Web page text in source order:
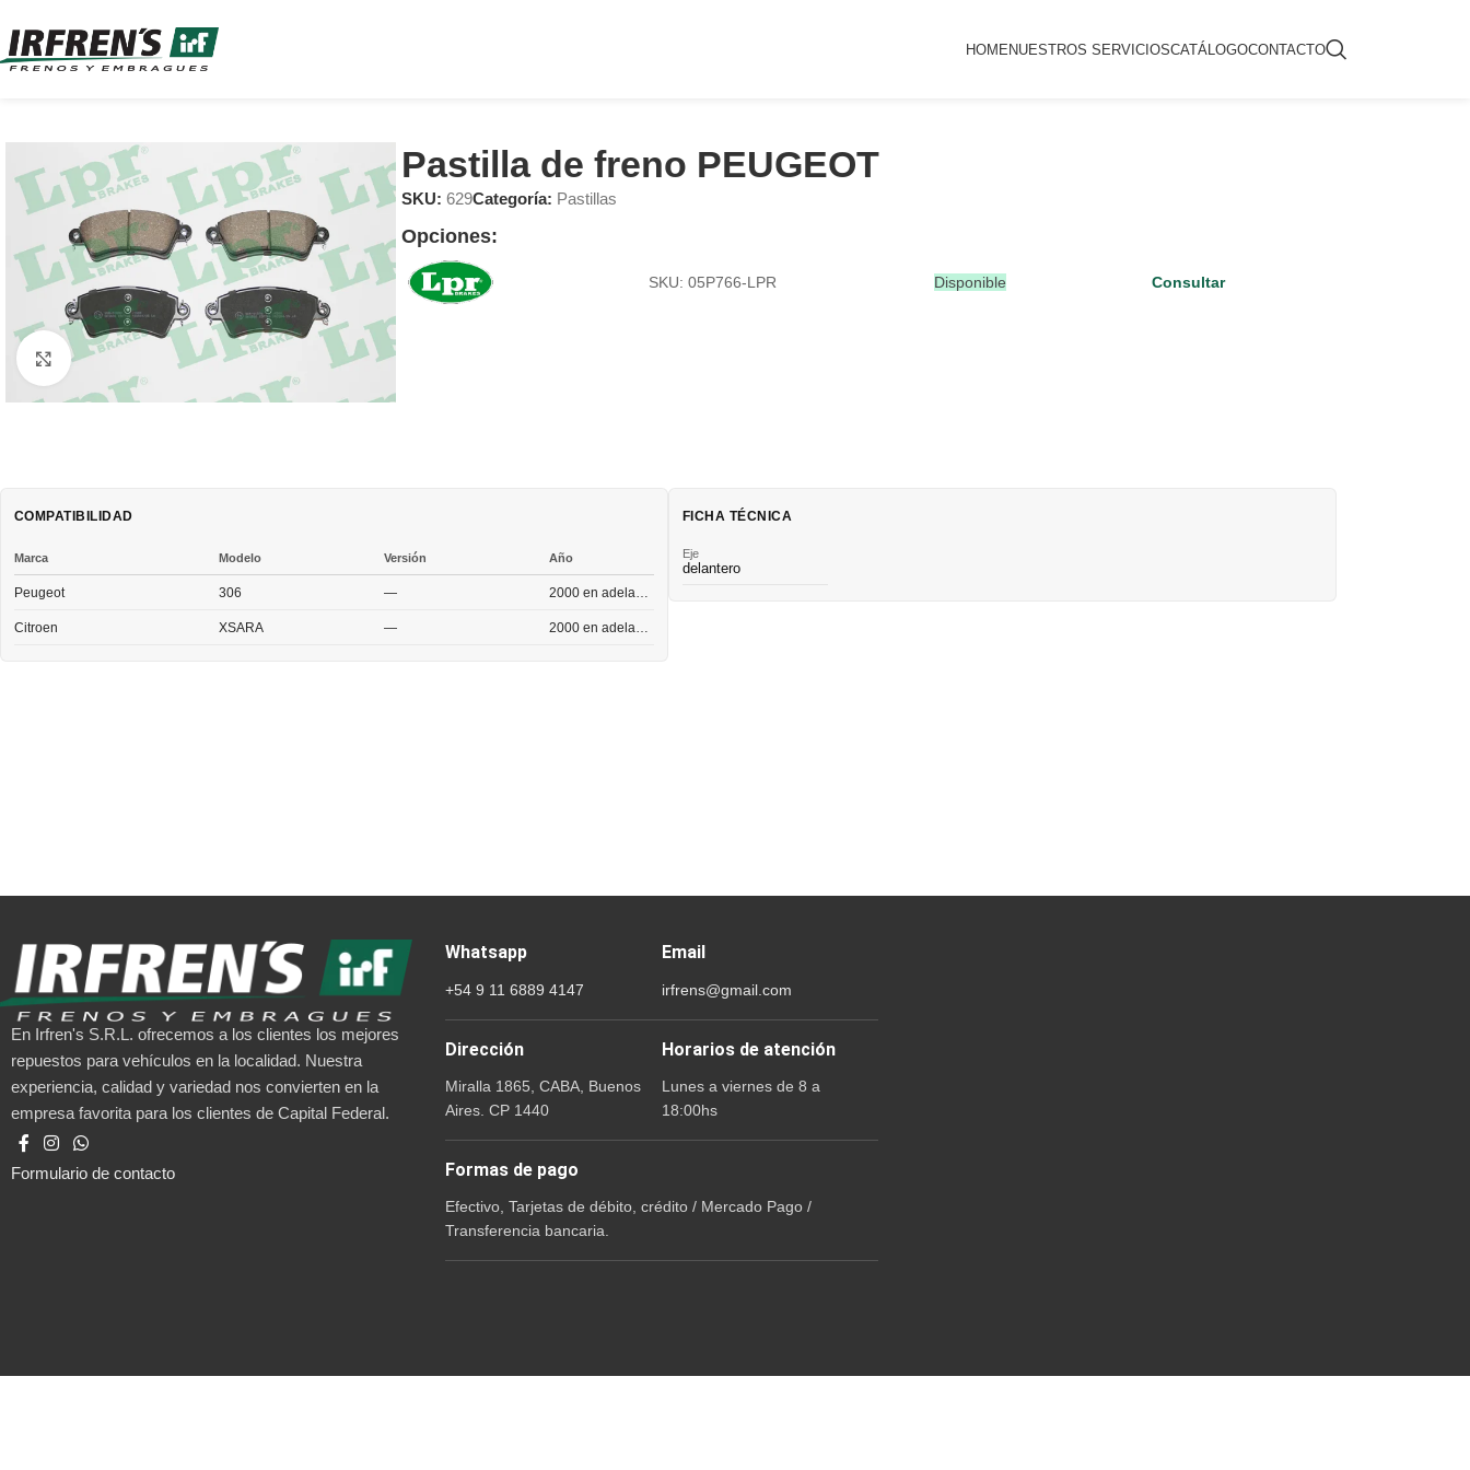
HOMENUESTROS SERVICIOSCATÁLOGOCONTACTO
Clic para ampliar
Pastilla de freno PEUGEOT
SKU: 629Categoría: Pastillas
Opciones:
SKU: 05P766-LPR Disponible Consultar
COMPATIBILIDAD
Marca Modelo Versión Año
Peugeot 306 —
Citroen XSARA —
FICHA TÉCNICA
Eje
delantero
En Irfren's S.R.L. ofrecemos a los clientes los mejores
repuestos para vehículos en la localidad. Nuestra
experiencia, calidad y variedad nos convierten en la
empresa favorita para los clientes de Capital Federal.
Formulario de contacto
Whatsapp
+54 9 11 6889 4147
Email
irfrens@gmail.com
Dirección
Miralla 1865, CABA, Buenos
Aires. CP 1440
Horarios de atención
Lunes a viernes de 8 a
18:00hs
Formas de pago
Efectivo, Tarjetas de débito, crédito / Mercado Pago /
Transferencia bancaria.